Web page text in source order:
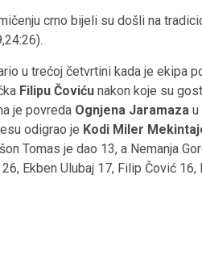
crno bijeli su došli na
u trećoj četvrtini kada je ekipa
Filipu Čoviću nakon koje su
je povreda Ognjena Jaramaza u
odigrao je Kodi Miler
Tomas je dao 13, a Nemanja
26, Ekben Ulubaj 17, Filip Čović